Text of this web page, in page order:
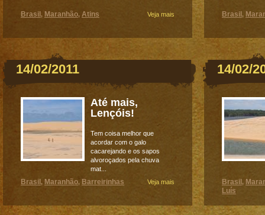
Veja mais
Brasil , Maranhão, Atins
14/02/2011
Até mais,
Lençóis!
Tem coisa melhor que
acordar com o galo
cacarejando e os sapos
alvoroçados pela chuva
mat...
Veja mais
Brasil , Maranhão, Barreirinhas
Brasil ,
14/02/
Brasil ,
Luís